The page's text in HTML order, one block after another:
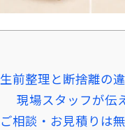
生前整理と断捨離の
現場スタッフが伝
ご相談・お見積りは